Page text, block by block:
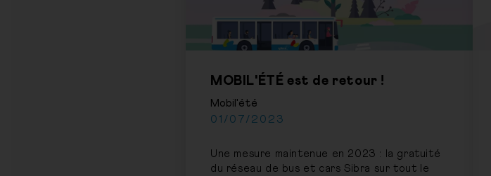
MOBIL'ÉTÉ est de retour !
Mobil'été
01/07/2023
Une mesure maintenue en 2023 : la gratuité
du réseau de bus et cars Sibra sur tout le